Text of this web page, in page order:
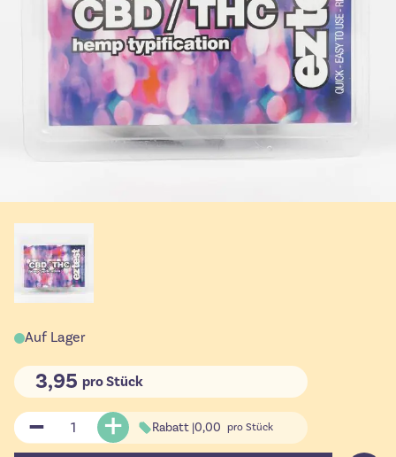
Auf Lager
3,95 pro Stück
Menge Rabatt |0,00 pro Stück